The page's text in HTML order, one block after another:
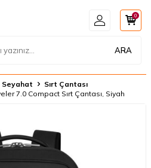
ARA
0
Sırt Çantası
7.0 Compact Sırt Çantası, Siyah